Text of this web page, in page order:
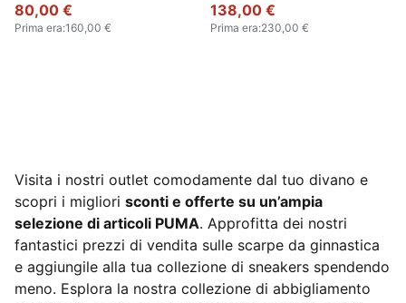
80,00 €
Prima era:160,00 €
138,00 €
Prima era:230,00 €
Visita i nostri outlet comodamente dal tuo divano e
scopri i migliori sconti e offerte su un’ampia
selezione di articoli PUMA. Approfitta dei nostri
fantastici prezzi di vendita sulle scarpe da ginnastica
e aggiungile alla tua collezione di sneakers spendendo
meno. Esplora la nostra collezione di abbigliamento